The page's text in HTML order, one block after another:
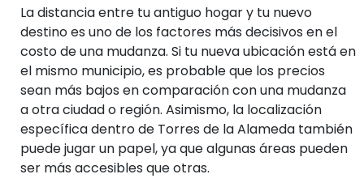
La distancia entre tu antiguo hogar y tu nuevo
destino es uno de los factores más decisivos en el
costo de una mudanza. Si tu nueva ubicación está en
el mismo municipio, es probable que los precios
sean más bajos en comparación con una mudanza
a otra ciudad o región. Asimismo, la localización
específica dentro de Torres de la Alameda también
puede jugar un papel, ya que algunas áreas pueden
ser más accesibles que otras.